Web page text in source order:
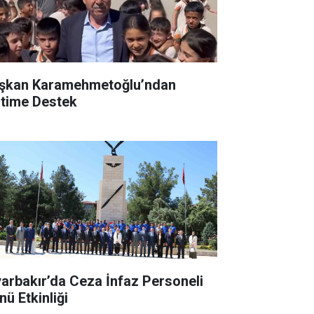
Karamehmetoğlu’ndan
Destek
Ceza İnfaz Personeli
Etkinliği